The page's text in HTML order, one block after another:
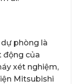
phòng là
động của
xét nghiệm,
Mitsubishi